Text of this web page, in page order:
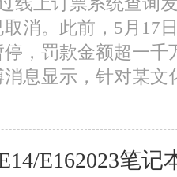
消。此前，5月17
停，罚款金额超一
息显示，针对某文
E162023笔记